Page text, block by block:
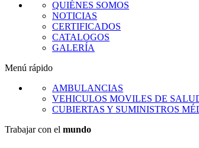
QUIÉNES SOMOS
NOTICIAS
CERTIFICADOS
CATALOGOS
GALERÍA
Menú rápido
AMBULANCIAS
VEHICULOS MOVILES DE
CUBIERTAS Y SUMINISTROS
Trabajar con el mundo